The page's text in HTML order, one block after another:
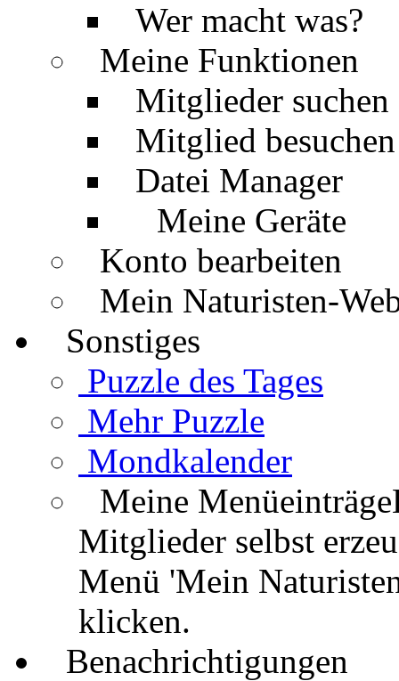
Wer macht was?
Meine Funktionen
Mitglieder suchen
Mitglied besuchen
Datei Manager
Meine Geräte
Konto bearbeiten
Mein Naturisten-
Sonstiges
Puzzle des Tages
Mehr Puzzle
Mondkalender
Meine Menüeinträge
Mitglieder selbst
Menü 'Mein
klicken.
Benachrichtigungen